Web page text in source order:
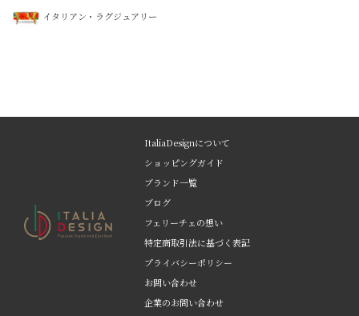
イタリアン・ラグジュアリー
ItaliaDesignについて
ショッピングガイド
ブランド一覧
ブログ
フェリーチェの想い
特定商取引法に基づく表記
プライバシーポリシー
お問い合わせ
企業のお問い合わせ